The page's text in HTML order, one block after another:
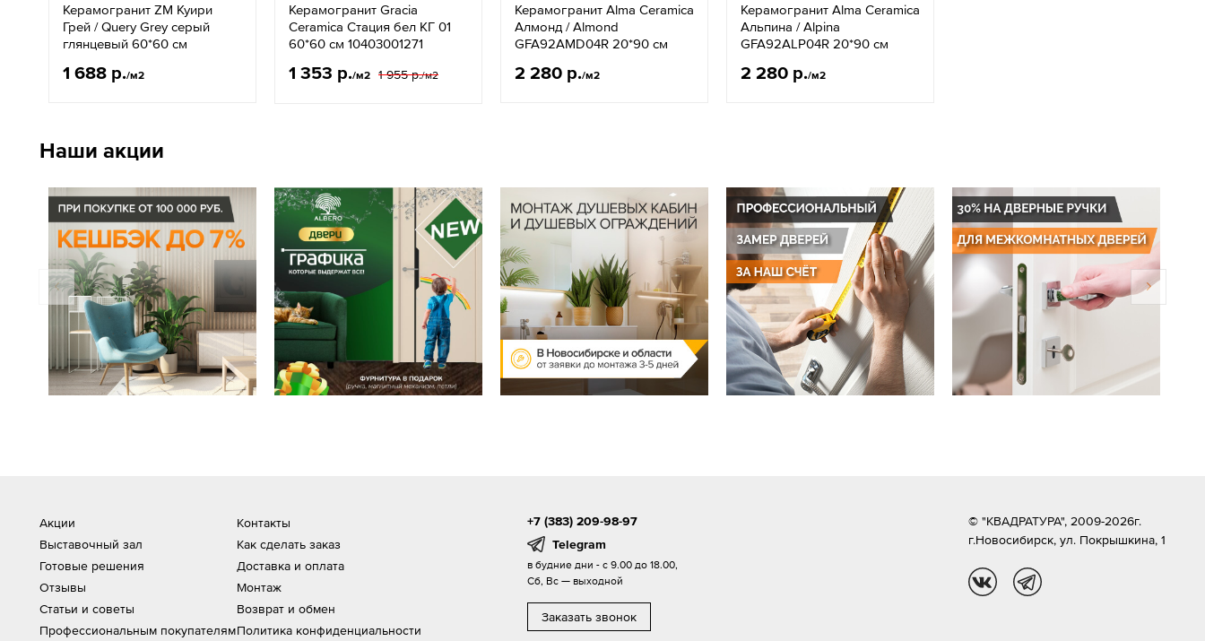
Керамогранит ZM Куири
Грей / Query Grey серый
глянцевый 60*60 см
1 688 р./м2
Керамогранит Gracia
Ceramica Стация бел КГ 01
60*60 см 10403001271
1 353 р./м2 1 955 р./м2
Керамогранит Alma Ceramica
Алмонд / Almond
GFA92AMD04R 20*90 см
2 280 р./м2
Керамогранит Alma Ceramica
Альпина / Alpina
GFA92ALP04R 20*90 см
2 280 р./м2
Наши акции
Акции
Выставочный зал
Готовые решения
Отзывы
Статьи и советы
Профессиональным покупателям
Контакты
Как сделать заказ
Доставка и оплата
Монтаж
Возврат и обмен
Политика конфиденциальности
+7 (383) 209-98-97
Telegram
в будние дни - с 9.00 до 18.00,
Сб, Вс — выходной
Заказать звонок
© "КВАДРАТУРА", 2009-2026г.
г.Новосибирск, ул. Покрышкина, 1